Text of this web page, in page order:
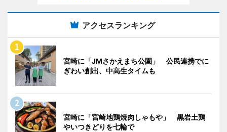
アクセスランキング
宮崎に「JMさかえまち公園」 公民連携でに
ぎわい創出、中高生タイムも
宮崎に「宮崎地鶏焼肉しゃもや」 黒岩土鶏
やいつきどりを七輪で